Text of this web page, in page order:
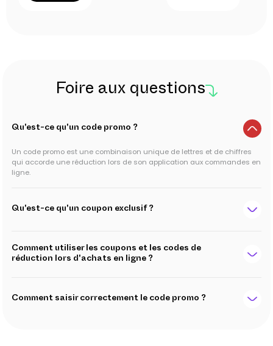
Foire aux questions
Qu'est-ce qu'un code promo ?
Un code promo est une combinaison unique de lettres et de chiffres
qui accorde une réduction lors de son application aux commandes en
ligne.
Qu'est-ce qu'un coupon exclusif ?
Comment utiliser les coupons et les codes de
réduction lors d'achats en ligne ?
Comment saisir correctement le code promo ?